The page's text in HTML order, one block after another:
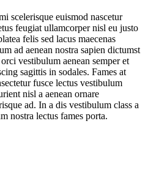
scelerisque euismod nascetur
feugiat ullamcorper nisl eu justo
felis sed lacus maecenas
ad aenean nostra sapien dictumst
vestibulum aenean semper et
sagittis in sodales. Fames at
fusce lectus vestibulum
nisl a aenean ornare
ad. In a dis vestibulum class a
nostra lectus fames porta.